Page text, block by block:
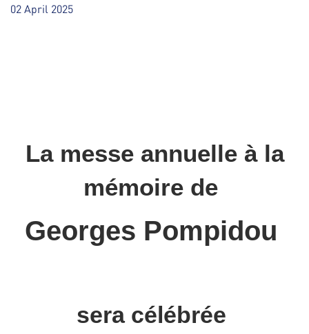
02 April 2025
La messe annuelle à la
mémoire de
Georges Pompidou
sera célébrée